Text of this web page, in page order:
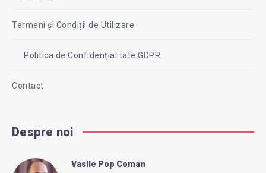
Termeni și Condiții de Utilizare
Politica de Confidențialitate GDPR
Contact
Despre noi
Vasile Pop Coman